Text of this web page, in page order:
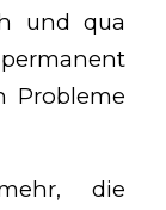
und qua
Probleme
die